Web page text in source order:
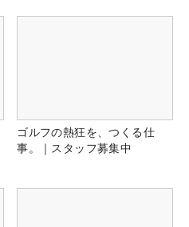
ゴルフの熱狂を、つくる仕
事。｜スタッフ募集中